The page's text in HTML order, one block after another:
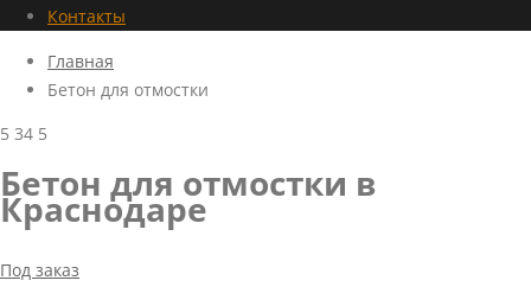
Контакты
Главная
Бетон для отмостки
5 34 5
Бетон для отмостки в
Краснодаре
Под заказ